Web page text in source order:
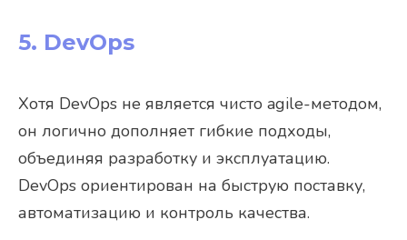
5. DevOps
Хотя DevOps не является чисто agile-методом,
он логично дополняет гибкие подходы,
объединяя разработку и эксплуатацию.
DevOps ориентирован на быструю поставку,
автоматизацию и контроль качества.